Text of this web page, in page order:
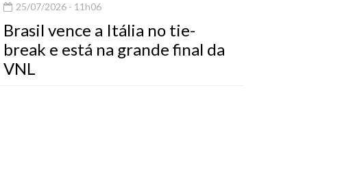
25/07/2026 - 11h06
Brasil vence a Itália no tie-
break e está na grande final da
VNL